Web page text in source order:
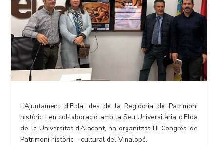
L’Ajuntament d’Elda, des de la Regidoria de Patrimoni
històric i en col·laboració amb la Seu Universitària d’Elda
de la Universitat d’Alacant, ha organitzat l’II Congrés de
Patrimoni històric – cultural del Vinalopó.